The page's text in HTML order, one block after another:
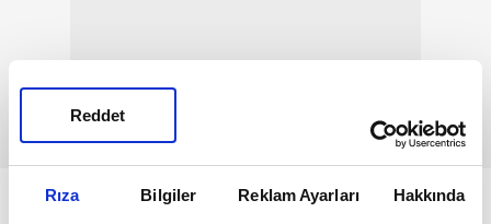
Rıza Bilgiler Reklam Ayarları Hakkında
Reddet